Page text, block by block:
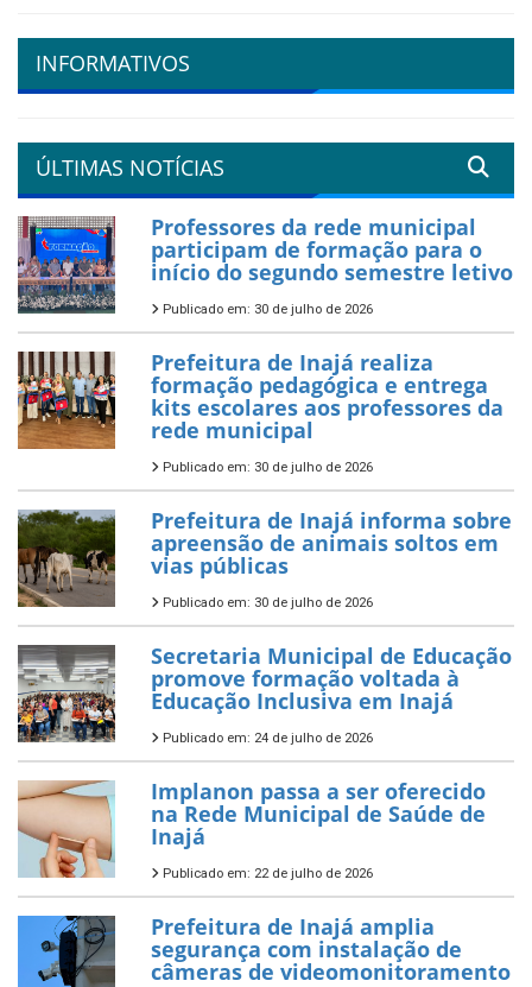
INFORMATIVOS
ÚLTIMAS NOTÍCIAS
Professores da rede municipal
participam de formação para o
início do segundo semestre letivo
Publicado em: 30 de julho de 2026
Prefeitura de Inajá realiza
formação pedagógica e entrega
kits escolares aos professores da
rede municipal
Publicado em: 30 de julho de 2026
Prefeitura de Inajá informa sobre
apreensão de animais soltos em
vias públicas
Publicado em: 30 de julho de 2026
Secretaria Municipal de Educação
promove formação voltada à
Educação Inclusiva em Inajá
Publicado em: 24 de julho de 2026
Implanon passa a ser oferecido
na Rede Municipal de Saúde de
Inajá
Publicado em: 22 de julho de 2026
Prefeitura de Inajá amplia
segurança com instalação de
câmeras de videomonitoramento